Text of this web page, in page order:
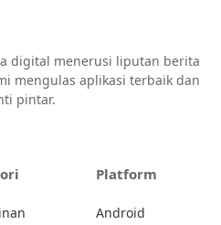
digital menerusi liputan berita
mengulas aplikasi terbaik dan
pintar.
Platform
Android